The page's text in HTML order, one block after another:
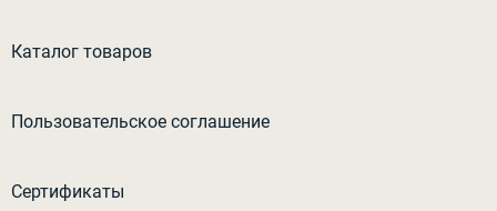
Каталог товаров
Пользовательское соглашение
Сертификаты